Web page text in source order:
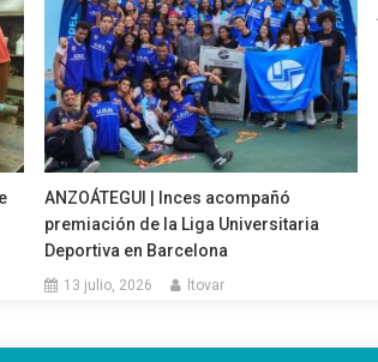
ANZOÁTEGUI | Inces acompañó
premiación de la Liga Universitaria
Deportiva en Barcelona
13 julio, 2026 ltovar